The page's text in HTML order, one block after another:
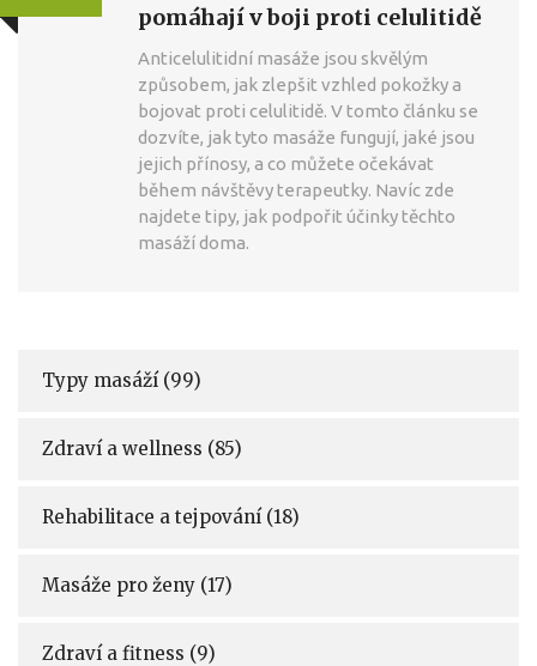
pomáhají v boji proti celulitidě
Anticelulitidní masáže jsou skvělým
způsobem, jak zlepšit vzhled pokožky a
bojovat proti celulitidě. V tomto článku se
dozvíte, jak tyto masáže fungují, jaké jsou
jejich přínosy, a co můžete očekávat
během návštěvy terapeutky. Navíc zde
najdete tipy, jak podpořit účinky těchto
masáží doma.
Typy masáží (99)
Zdraví a wellness (85)
Rehabilitace a tejpování (18)
Masáže pro ženy (17)
Zdraví a fitness (9)